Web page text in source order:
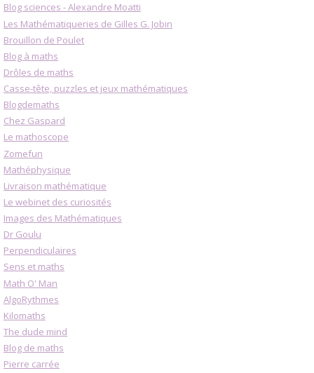
Blog sciences - Alexandre Moatti
Les Mathématiqueries de Gilles G. Jobin
Brouillon de Poulet
Blog à maths
Drôles de maths
Casse-tête, puzzles et jeux mathématiques
Blogdemaths
Chez Gaspard
Le mathoscope
Zomefun
Mathéphysique
Livraison mathématique
Le webinet des curiosités
Images des Mathématiques
Dr Goulu
Perpendiculaires
Sens et maths
Math O' Man
AlgoRythmes
Kilomaths
The dude mind
Blog de maths
Pierre carrée